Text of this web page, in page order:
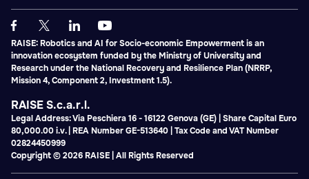
RAISE: Robotics and AI for Socio-economic Empowerment is an
innovation ecosystem funded by the Ministry of University and
Research under the National Recovery and Resilience Plan (NRRP,
Mission 4, Component 2, Investment 1.5).
RAISE S.c.a.r.l.
Legal Address: Via Peschiera 16 - 16122 Genova (GE) | Share Capital Euro
80,000.00 i.v. | REA Number GE-513640 | Tax Code and VAT Number
02824450999
Copyright © 2026 RAISE | All Rights Reserved